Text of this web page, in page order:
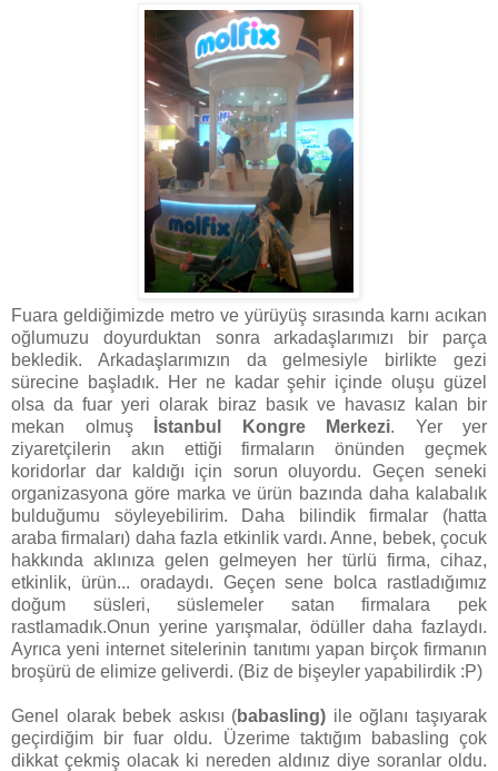
Fuara geldiğimizde metro ve yürüyüş sırasında karnı acıkan
oğlumuzu doyurduktan sonra arkadaşlarımızı bir parça
bekledik. Arkadaşlarımızın da gelmesiyle birlikte gezi
sürecine başladık. Her ne kadar şehir içinde oluşu güzel
olsa da fuar yeri olarak biraz basık ve havasız kalan bir
mekan olmuş
İstanbul Kongre Merkezi. Yer yer
ziyaretçilerin akın ettiği firmaların önünden geçmek
koridorlar dar kaldığı için sorun oluyordu. Geçen seneki
organizasyona göre marka ve ürün bazında daha kalabalık
bulduğumu söyleyebilirim. Daha bilindik firmalar (hatta
araba firmaları) daha fazla etkinlik vardı. Anne, bebek, çocuk
hakkında aklınıza gelen gelmeyen her türlü firma, cihaz,
etkinlik, ürün... oradaydı. Geçen sene bolca rastladığımız
doğum süsleri, süslemeler satan firmalara pek
rastlamadık.Onun yerine yarışmalar, ödüller daha fazlaydı.
Ayrıca yeni internet sitelerinin tanıtımı yapan birçok firmanın
broşürü de elimize geliverdi. (Biz de bişeyler yapabilirdik :P)
Genel olarak bebek askısı (babasling) ile oğlanı taşıyarak
geçirdiğim bir fuar oldu. Üzerime taktığım babasling çok
dikkat çekmiş olacak ki nereden aldınız diye soranlar oldu.